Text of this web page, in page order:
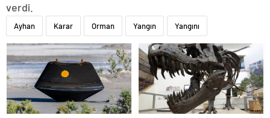
verdi.
Ayhan Karar Orman Yangın Yangını